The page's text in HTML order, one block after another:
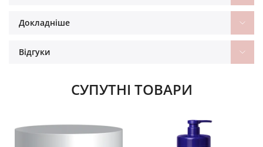
Докладніше
Відгуки
СУПУТНІ ТОВАРИ